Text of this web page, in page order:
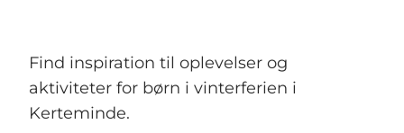
Det sker
Sommerbus
Find inspiration til oplevelser og
aktiviteter for børn i vinterferien i
Kerteminde.